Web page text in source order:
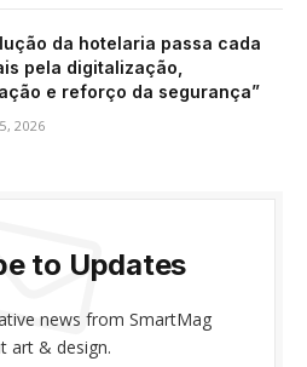
da hotelaria passa cada
pela digitalização,
e reforço da segurança”
2026
to Updates
news from SmartMag
art & design.